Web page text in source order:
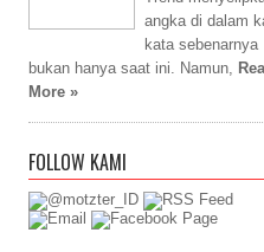
angka di dalam
kata sebenarnya
bukan hanya saat ini. Namun,
More »
FOLLOW KAMI